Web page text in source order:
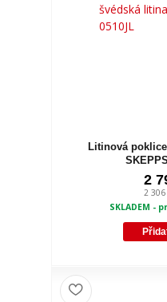
Litinová
2
2 306
SKLADEM -